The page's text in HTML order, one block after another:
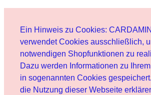
Ein Hinweis zu Cookies:
verwendet Cookies ausschließlich,
notwendigen Shopfunktionen zu
Dazu werden Informationen zu
in sogenannten Cookies
die Nutzung dieser Webseite
User
Newsletter